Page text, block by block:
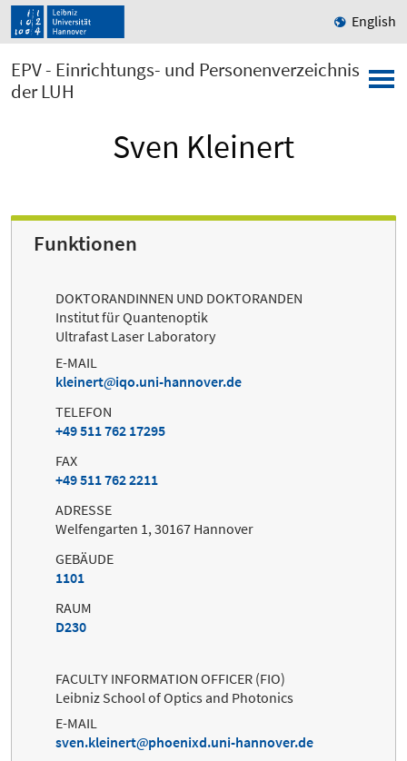
English
EPV - Einrichtungs- und Personenverzeichnis
der LUH
Sven Kleinert
Funktionen
DOKTORANDINNEN UND DOKTORANDEN
Institut für Quantenoptik
Ultrafast Laser Laboratory
E-MAIL
kleinert
iqo.uni-hannover.de
TELEFON
+49 511 762 17295
FAX
+49 511 762 2211
ADRESSE
Welfengarten 1, 30167 Hannover
GEBÄUDE
1101
RAUM
D230
FACULTY INFORMATION OFFICER (FIO)
Leibniz School of Optics and Photonics
E-MAIL
sven.kleinert
phoenixd.uni-hannover.de